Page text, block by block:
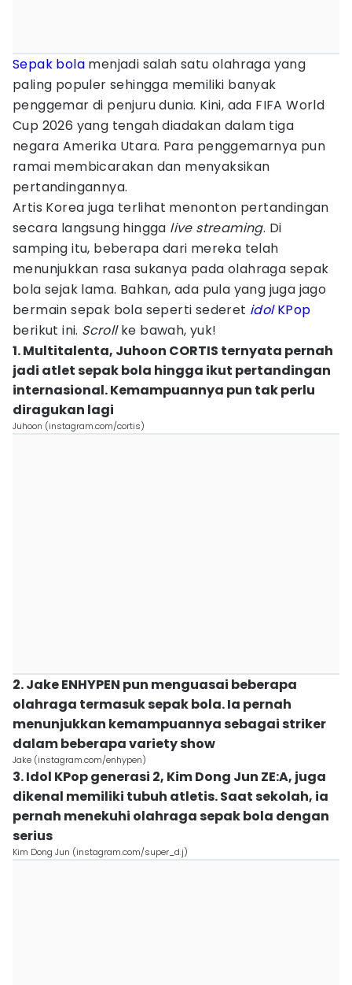
Sepak bola menjadi salah satu olahraga yang
paling populer sehingga memiliki banyak
penggemar di penjuru dunia. Kini, ada FIFA World
Cup 2026 yang tengah diadakan dalam tiga
negara Amerika Utara. Para penggemarnya pun
ramai membicarakan dan menyaksikan
pertandingannya.
Artis Korea juga terlihat menonton pertandingan
secara langsung hingga live streaming. Di
samping itu, beberapa dari mereka telah
menunjukkan rasa sukanya pada olahraga sepak
bola sejak lama. Bahkan, ada pula yang juga jago
bermain sepak bola seperti sederet idol KPop
berikut ini. Scrollke bawah, yuk!
1. Multitalenta, Juhoon CORTIS ternyata pernah
jadi atlet sepak bola hingga ikut pertandingan
internasional. Kemampuannya pun tak perlu
diragukan lagi
Juhoon (instagram.com/cortis)
2. Jake ENHYPEN pun menguasai beberapa
olahraga termasuk sepak bola. Ia pernah
menunjukkan kemampuannya sebagai striker
dalam beberapa variety show
Jake (instagram.com/enhypen)
3. Idol KPop generasi 2, Kim Dong Jun ZE:A, juga
dikenal memiliki tubuh atletis. Saat sekolah, ia
pernah menekuhi olahraga sepak bola dengan
serius
Kim Dong Jun (instagram.com/super_d.j)